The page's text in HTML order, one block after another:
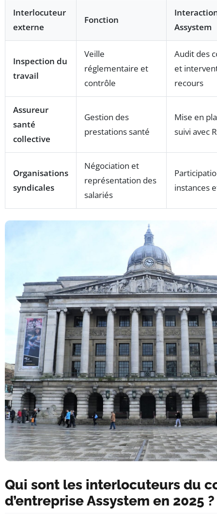
Interlocuteur
externe
Fonction
Assystem
Inspection du
travail
Veille
réglementaire et
contrôle
Audit des
et
recours
Assureur
santé
collective
Gestion des
prestations santé
Mise en
suivi avec
Organisations
syndicales
Négociation et
représentation des
salariés
instances
Qui sont les interlocuteurs du
d’entreprise Assystem en 2025 ?